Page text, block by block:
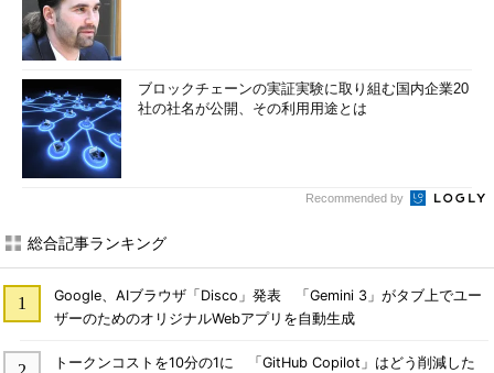
ブロックチェーンの実証実験に取り組む国内企業20
社の社名が公開、その利用用途とは
Recommended by
総合記事ランキング
Google、AIブラウザ「Disco」発表 「Gemini 3」がタブ上でユー
ザーのためのオリジナルWebアプリを自動生成
トークンコストを10分の1に 「GitHub Copilot」はどう削減した